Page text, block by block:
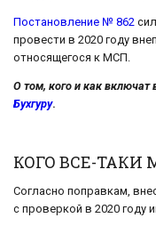
Постановление № 862
провести в 2020 году
относящегося к МСП.
О том, кого и как включат
Бухгуру.
КОГО ВСЕ-
Согласно поправкам,
с проверкой в 2020 году